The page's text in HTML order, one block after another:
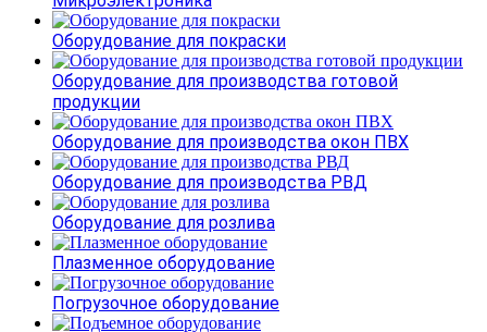
Оборудование для покраски
Оборудование для производства готовой
продукции
Оборудование для производства окон ПВХ
Оборудование для производства РВД
Оборудование для розлива
Плазменное оборудование
Погрузочное оборудование